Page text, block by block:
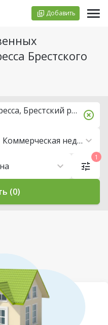
Добавить
Брестского
Коммерческая недвижимость
садовое товарищество Пресса, Брестский район
1
(0)